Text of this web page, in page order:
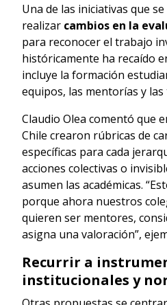
Una de las iniciativas que
realizar cambios en la
para reconocer el trabajo
históricamente ha recaído
incluye la formación
equipos, las mentorías y
Claudio Olea comentó que
Chile crearon rúbricas de
específicas para cada
acciones colectivas o
asumen las académicas.
porque ahora nuestros
quieren ser mentores,
asigna una valoración”,
Recurrir a
institucionales y